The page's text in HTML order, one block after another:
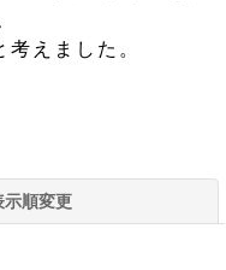
えました。
示順変更